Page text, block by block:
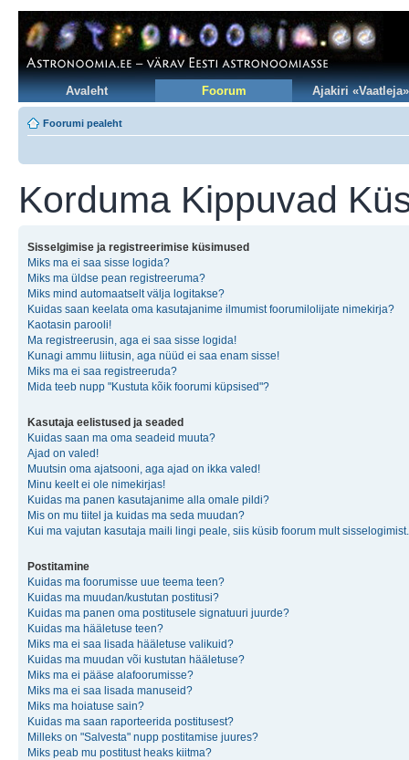
Avaleht Foorum Ajakiri «Vaatleja»
Foorumi pealeht
Korduma Kippuvad
Sisselgimise ja registreerimise küsimused
Miks ma ei saa sisse logida?
Miks ma üldse pean registreeruma?
Miks mind automaatselt välja logitakse?
Kuidas saan keelata oma kasutajanime ilmumist foorumilolijate nimekirja?
Kaotasin parooli!
Ma registreerusin, aga ei saa sisse logida!
Kunagi ammu liitusin, aga nüüd ei saa enam sisse!
Miks ma ei saa registreeruda?
Mida teeb nupp "Kustuta kõik foorumi küpsised"?
Kasutaja eelistused ja seaded
Kuidas saan ma oma seadeid muuta?
Ajad on valed!
Muutsin oma ajatsooni, aga ajad on ikka valed!
Minu keelt ei ole nimekirjas!
Kuidas ma panen kasutajanime alla omale pildi?
Mis on mu tiitel ja kuidas ma seda muudan?
Kui ma vajutan kasutaja maili lingi peale, siis küsib foorum mult sisselogimist.
Postitamine
Kuidas ma foorumisse uue teema teen?
Kuidas ma muudan/kustutan postitusi?
Kuidas ma panen oma postitusele signatuuri juurde?
Kuidas ma hääletuse teen?
Miks ma ei saa lisada hääletuse valikuid?
Kuidas ma muudan või kustutan hääletuse?
Miks ma ei pääse alafoorumisse?
Miks ma ei saa lisada manuseid?
Miks ma hoiatuse sain?
Kuidas ma saan raporteerida postitusest?
Milleks on "Salvesta" nupp postitamise juures?
Miks peab mu postitust heaks kiitma?